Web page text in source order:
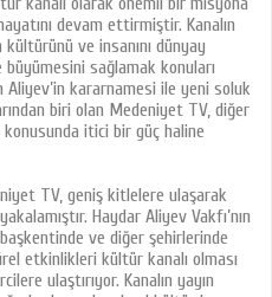
devam ettirmiştir. Kanalın
ve insanını dünyay
sağlamak konuları
Aliyev’in kararnamesi ile yeni soluk
biri olan Medeniyet TV, diğer
konusunda itici bir güç haline
TV, geniş kitlelere ulaşarak
Haydar Aliyev Vakfı’nın
ve diğer şehirlerinde
etkinlikleri kültür kanalı olması
ulaştırıyor. Kanalın yayın